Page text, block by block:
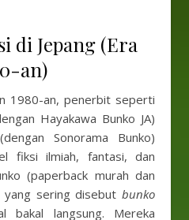
di Jepang (Era
an)
1980-an, penerbit seperti
Hayakawa Bunko JA)
Sonorama Bunko)
fiksi ilmiah, fantasi, dan
(paperback murah dan
yang sering disebut bunko
bakal langsung. Mereka